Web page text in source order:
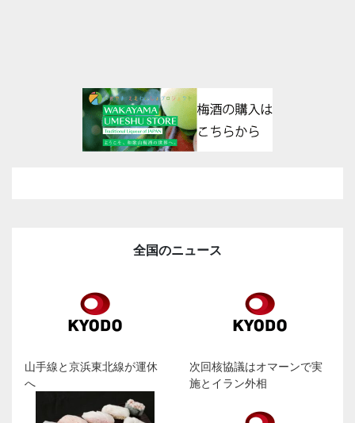
全国のニュース
山手線と京浜東北線が運休
へ
次回核協議はオマーンで実
施とイラン外相